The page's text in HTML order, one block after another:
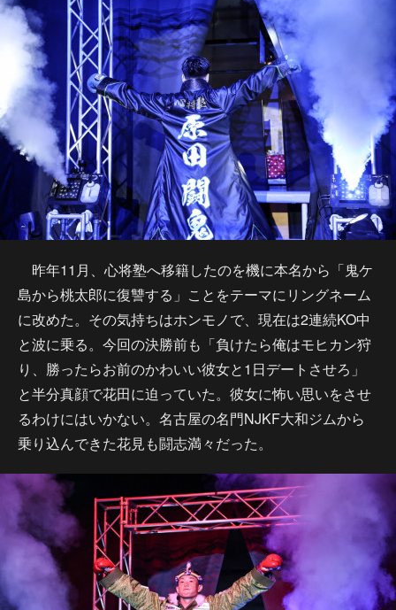
昨年11月、心将塾へ移籍したのを機に本名から「鬼ケ
島から桃太郎に復讐する」ことをテーマにリングネーム
に改めた。その気持ちはホンモノで、現在は2連続KO中
と波に乗る。今回の決勝前も「負けたら俺はモヒカン狩
り、勝ったらお前のかわいい彼女と1日デートさせろ」
と半分真顔で花田に迫っていた。彼女に怖い思いをさせ
るわけにはいかない。名古屋の名門NJKF大和ジムから
乗り込んできた花見も闘志満々だった。